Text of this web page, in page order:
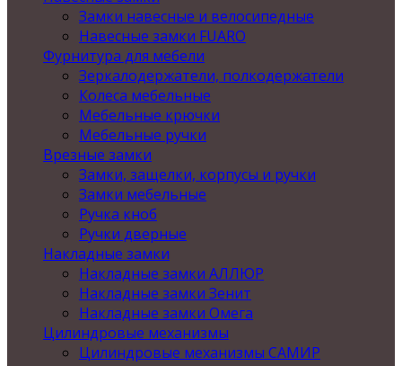
Замки навесные и велосипедные
Навесные замки FUARO
Фурнитура для мебели
Зеркалодержатели, полкодержатели
Колеса мебельные
Мебельные крючки
Мебельные ручки
Врезные замки
Замки, защелки, корпусы и ручки
Замки мебельные
Ручка кноб
Ручки дверные
Накладные замки
Накладные замки АЛЛЮР
Накладные замки Зенит
Накладные замки Омега
Цилиндровые механизмы
Цилиндровые механизмы САМИР